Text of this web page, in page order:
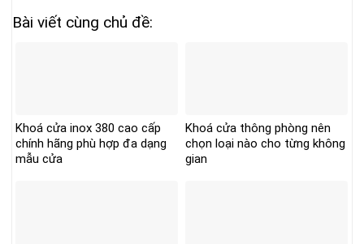
Bài viết cùng chủ đề:
Khoá cửa inox 380 cao cấp
chính hãng phù hợp đa dạng
mẫu cửa
Khoá cửa thông phòng nên
chọn loại nào cho từng không
gian